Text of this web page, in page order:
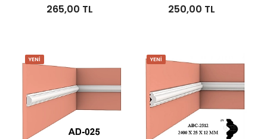
265,00 TL 250,00 TL
YENİ YENİ